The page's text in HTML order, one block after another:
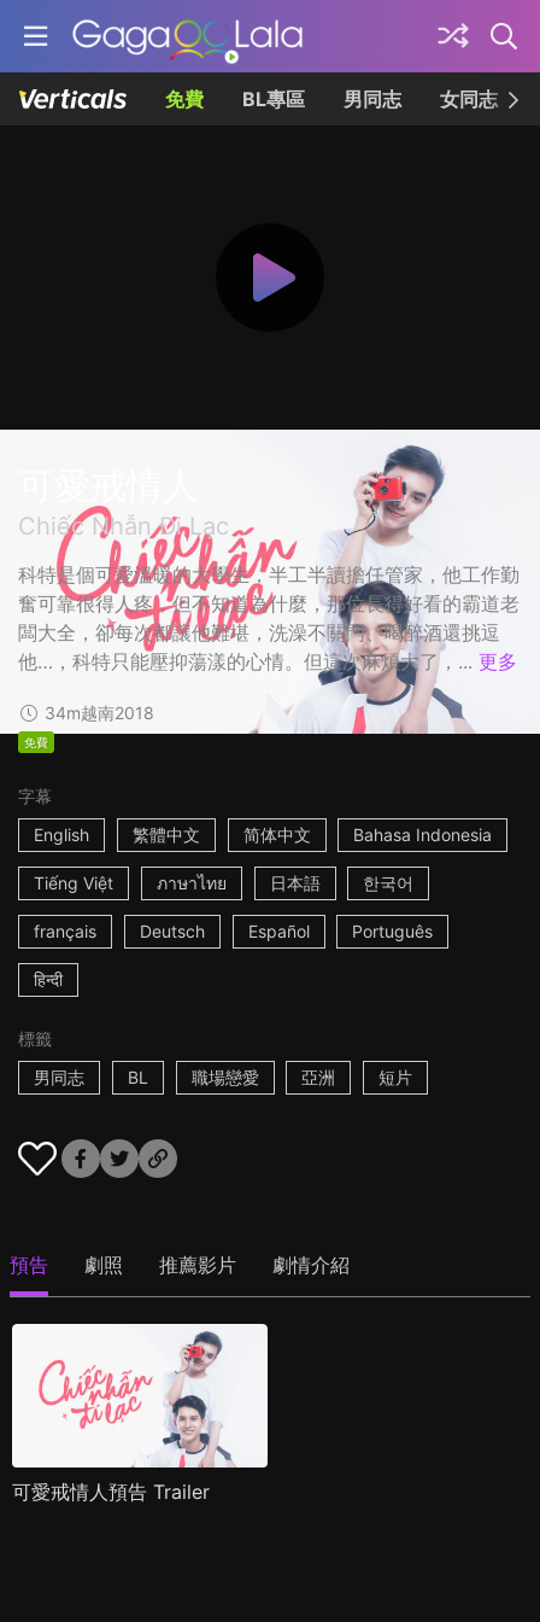
免費 BL專區 男同志 女同志
Chiếc Nhẫn Đi Lạc
科特是個可愛溫暖的大學生，半工半讀擔任管家，他工作勤
奮可靠很得人疼，但不知道為什麼，那位長得好看的霸道老
闆大全，卻每次都讓他難堪，洗澡不關門、喝醉酒還挑逗
他…，科特只能壓抑蕩漾的心情。但這次麻煩大了，... 更多
34m越南2018
免費
字幕
English
繁體中文 简体中文 Bahasa Indonesia
Tiếng Việt ภาษาไทย 日本語 한국어
français Deutsch Español Português
हिन्दी
標籤
男同志
BL 職場戀愛 亞洲 短片
預告 劇照 推薦影片 劇情介紹
可愛戒情人預告 Trailer